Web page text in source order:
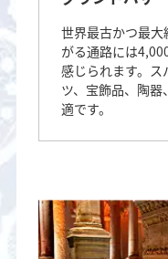
世界最古かつ最
がる通路には
感じられます。
ツ、宝飾品、陶
適です。